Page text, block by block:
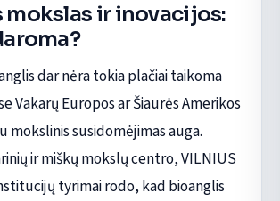
mokslas ir inovacijos:
dar nėra tokia plačiai taikoma
Vakarų Europos ar Šiaurės Amerikos
mokslinis susidomėjimas auga.
ir miškų mokslų centro, VILNIUS
tyrimai rodo, kad bioanglis